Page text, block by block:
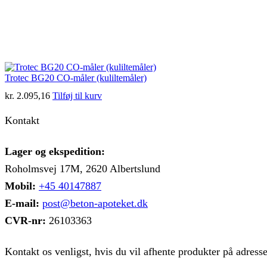
Trotec BG20 CO-måler (kuliltemåler)
kr. 2.095,16 Tilføj til kurv
Kontakt
Lager og ekspedition:
Roholmsvej 17M, 2620 Albertslund
Mobil: +45 40147887
E-mail: post@beton-apoteket.dk
CVR-nr: 26103363
Kontakt os venligst, hvis du vil afhente produkter på